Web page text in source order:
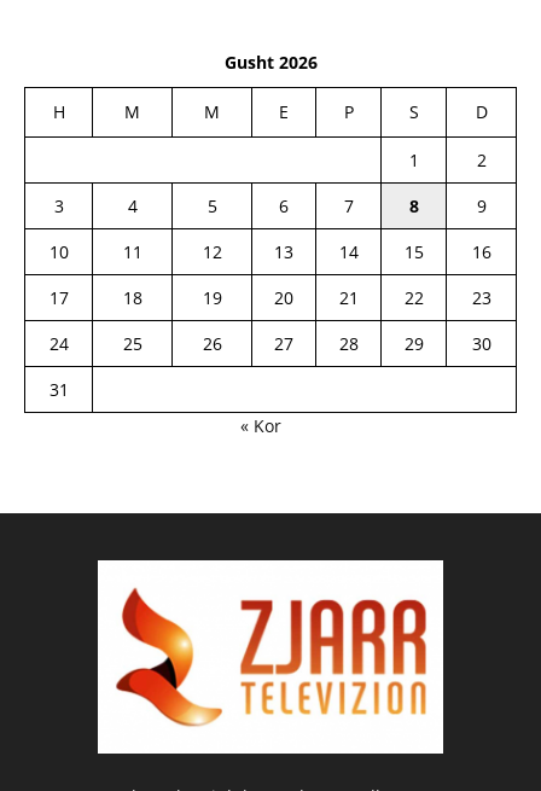
Gusht 2026
H M M E P S D
1
2
3
4 5 6 7 8
9
10
11 12 13 14 15
16
17
18 19 20 21 22
23
24
25 26 27 28 29
30
31
« Kor